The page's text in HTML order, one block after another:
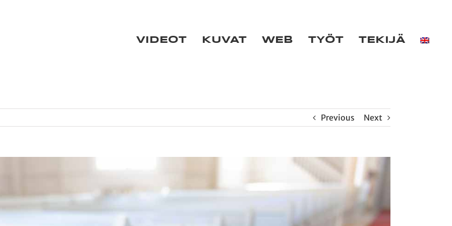
VIDEOT KUVAT WEB TYÖT TEKIJÄ
Previous Next